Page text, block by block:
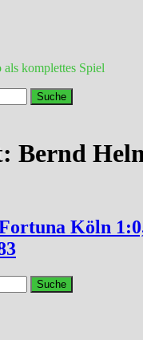
komplettes Spiel
Bernd
Köln